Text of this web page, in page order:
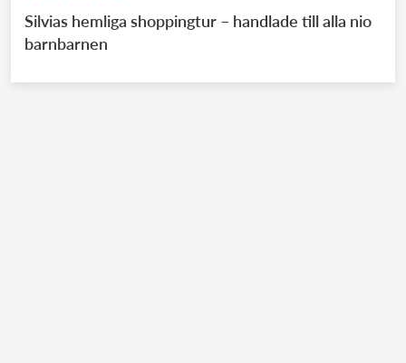
Silvias hemliga shoppingtur – handlade till alla nio
barnbarnen